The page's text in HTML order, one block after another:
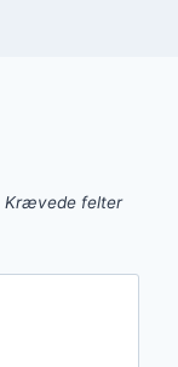
Krævede felter